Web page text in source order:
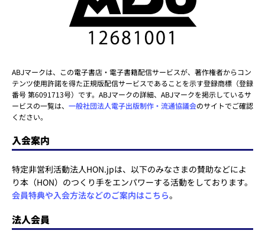
ABJマークは、この電子書店・電子書籍配信サービスが、著作権者からコン
テンツ使用許諾を得た正規版配信サービスであることを示す登録商標（登録
番号 第6091713号）です。ABJマークの詳細、ABJマークを掲示しているサ
ービスの一覧は、 一般社団法人電子出版制作・流通協議会のサイトでご確認
ください。
入会案内
特定非営利活動法人HON.jpは、以下のみなさまの賛助などによ
り本（HON）のつくり手をエンパワーする活動をしております。
会員特典や入会方法などのご案内はこちら。
法人会員